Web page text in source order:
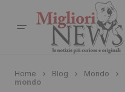
Home Blog Mondo
mondo